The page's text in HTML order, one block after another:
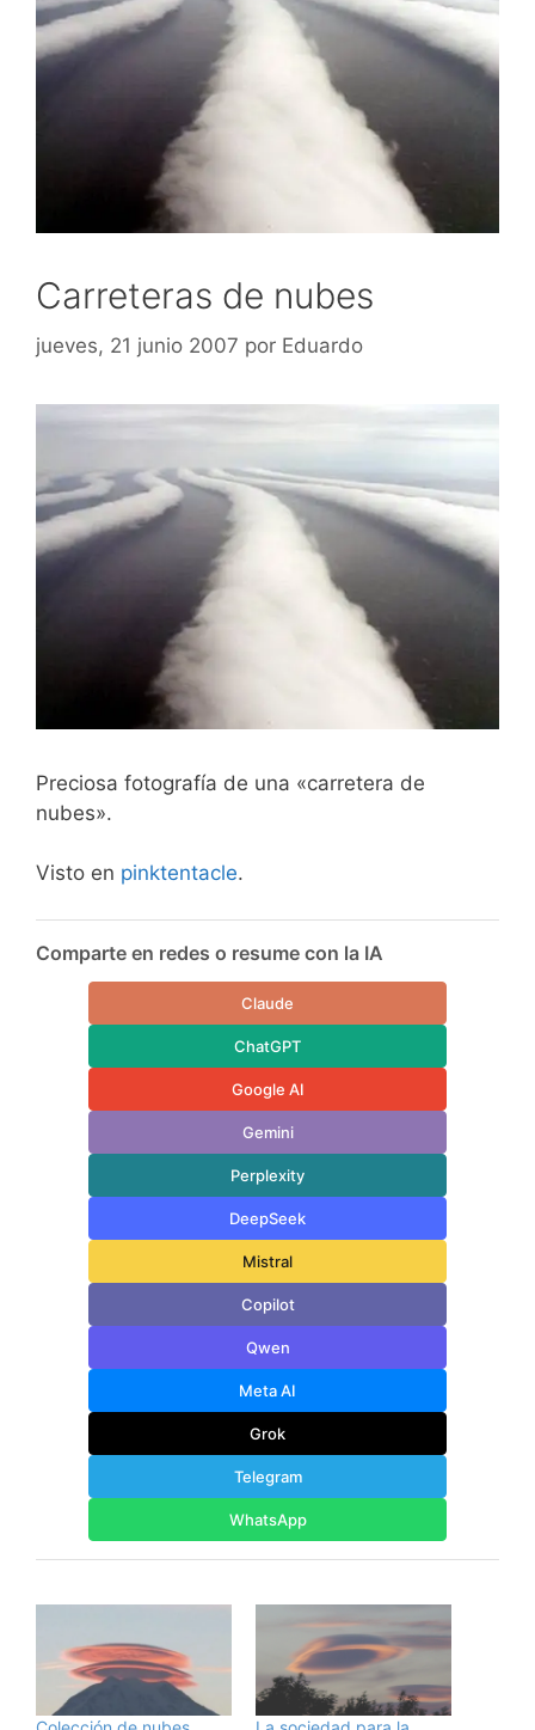
Carreteras de nubes
jueves, 21 junio 2007 por Eduardo
Preciosa fotografía de una «carretera de
nubes».
Visto en pinktentacle.
Comparte en redes o resume con la IA
Claude
ChatGPT
Google AI
Gemini
Perplexity
DeepSeek
Mistral
Copilot
Qwen
Meta AI
Grok
Telegram
WhatsApp